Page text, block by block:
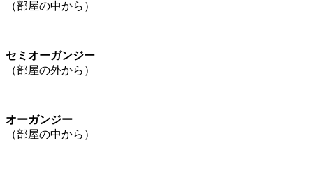
（部屋の中から）
セミオーガンジー
（部屋の外から）
オーガンジー
（部屋の中から）